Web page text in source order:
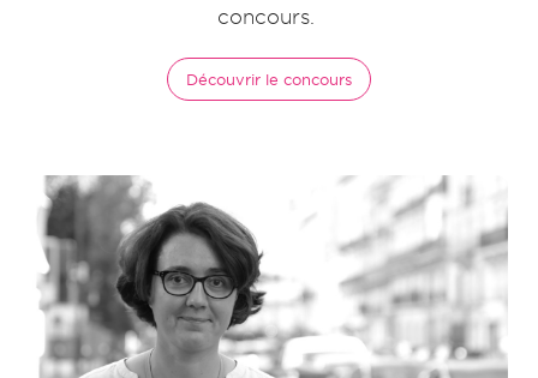
concours.
Découvrir le concours